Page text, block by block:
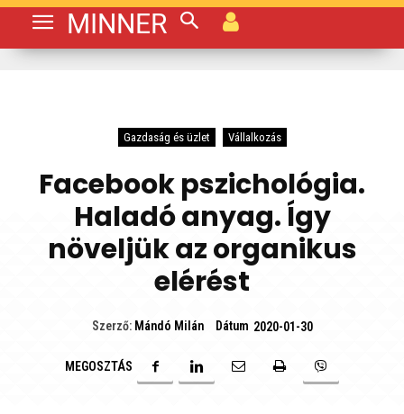
MINNER
Gazdaság és üzlet Vállalkozás
Facebook pszichológia.
Haladó anyag. Így
növeljük az organikus
elérést
Szerző: Mándó Milán Dátum 2020-01-30
MEGOSZTÁS